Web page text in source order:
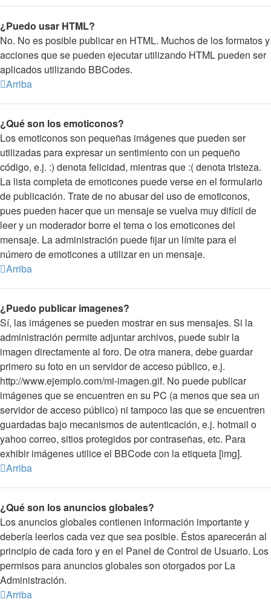
¿Puedo usar HTML?
No. No es posible publicar en HTML. Muchos de los formatos y
acciones que se pueden ejecutar utilizando HTML pueden ser
aplicados utilizando BBCodes.
Arriba
¿Qué son los emoticonos?
Los emoticonos son pequeñas imágenes que pueden ser
utilizadas para expresar un sentimiento con un pequeño
código, e.j. :) denota felicidad, mientras que :( denota tristeza.
La lista completa de emoticones puede verse en el formulario
de publicación. Trate de no abusar del uso de emoticonos,
pues pueden hacer que un mensaje se vuelva muy difícil de
leer y un moderador borre el tema o los emoticones del
mensaje. La administración puede fijar un límite para el
número de emoticones a utilizar en un mensaje.
Arriba
¿Puedo publicar imagenes?
Sí, las imágenes se pueden mostrar en sus mensajes. Si la
administración permite adjuntar archivos, puede subir la
imagen directamente al foro. De otra manera, debe guardar
primero su foto en un servidor de acceso público, e.j.
http://www.ejemplo.com/mi-imagen.gif. No puede publicar
imágenes que se encuentren en su PC (a menos que sea un
servidor de acceso público) ni tampoco las que se encuentren
guardadas bajo mecanismos de autenticación, e.j. hotmail o
yahoo correo, sitios protegidos por contraseñas, etc. Para
exhibir imágenes utilice el BBCode con la etiqueta [img].
Arriba
¿Qué son los anuncios globales?
Los anuncios globales contienen información importante y
debería leerlos cada vez que sea posible. Éstos aparecerán al
principio de cada foro y en el Panel de Control de Usuario. Los
permisos para anuncios globales son otorgados por La
Administración.
Arriba